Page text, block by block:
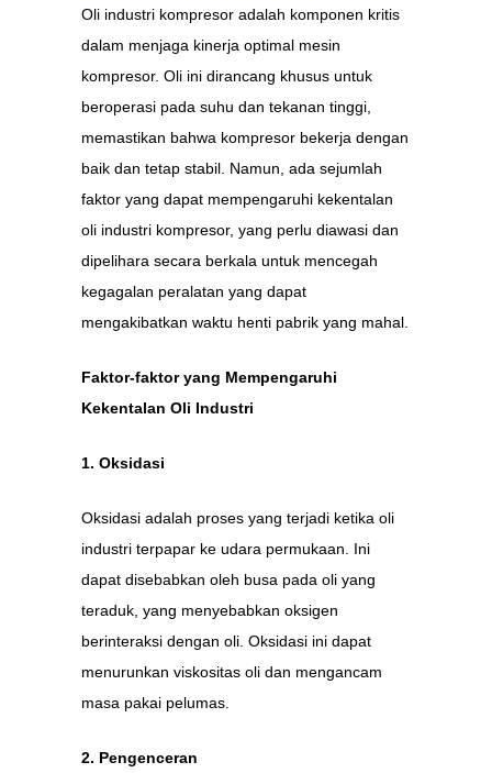
Oli industri kompresor adalah komponen kritis
dalam menjaga kinerja optimal mesin
kompresor. Oli ini dirancang khusus untuk
beroperasi pada suhu dan tekanan tinggi,
memastikan bahwa kompresor bekerja dengan
baik dan tetap stabil. Namun, ada sejumlah
faktor yang dapat mempengaruhi kekentalan
oli industri kompresor, yang perlu diawasi dan
dipelihara secara berkala untuk mencegah
kegagalan peralatan yang dapat
mengakibatkan waktu henti pabrik yang mahal.
Faktor-faktor yang Mempengaruhi
Kekentalan Oli Industri
1. Oksidasi
Oksidasi adalah proses yang terjadi ketika oli
industri terpapar ke udara permukaan. Ini
dapat disebabkan oleh busa pada oli yang
teraduk, yang menyebabkan oksigen
berinteraksi dengan oli. Oksidasi ini dapat
menurunkan viskositas oli dan mengancam
masa pakai pelumas.
2. Pengenceran